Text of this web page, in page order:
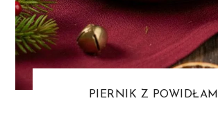
PIERNIK Z POWIDŁAMI